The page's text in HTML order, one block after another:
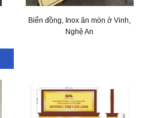
Biển đồng, Inox ăn mòn ở Vinh,
Nghệ An